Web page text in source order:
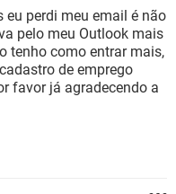
eu perdi meu email é não
pelo meu Outlook mais
tenho como entrar mais,
de emprego
favor já agradecendo a